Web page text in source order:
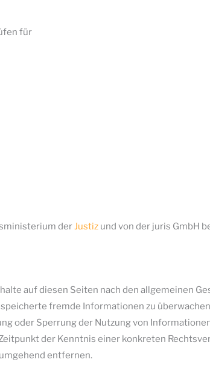
für
derJustiz und von der juris GmbH
auf diesen Seiten nach den allgemeinen
fremde Informationen zu
oder Sperrung der Nutzung von
der Kenntnis einer konkreten
entfernen.